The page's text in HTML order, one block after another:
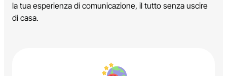
la tua esperienza di comunicazione, il tutto senza uscire
di casa.